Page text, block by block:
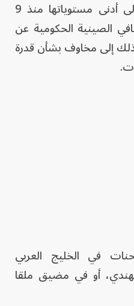
التشغيل في هذا القطاع إلى أدنى مستوياتها منذ 9
الصينية الحكومية عن
إلى مخاوف بشأن قدرة
في الخليج العربي
أو في مضيق ملقا